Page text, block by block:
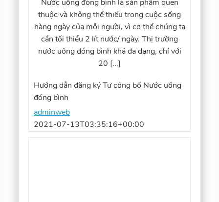
Nước uống đóng bình là sản phẩm quen
thuộc và không thể thiếu trong cuộc sống
hàng ngày của mỗi người, vì cơ thể chúng ta
cần tối thiểu 2 lít nước/ ngày. Thị trường
nước uống đóng bình khá đa dạng, chỉ với
20 [...]
Hướng dẫn đăng ký Tự công bố Nước uống
đóng bình
adminweb
2021-07-13T03:35:16+00:00